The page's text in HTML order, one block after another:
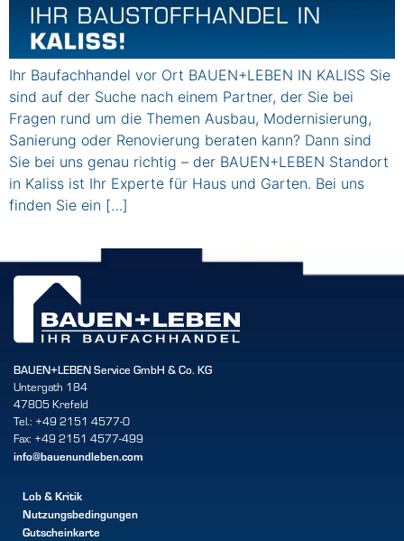
Ihr Baufachhandel vor Ort BAUEN+LEBEN IN KALISS Sie
sind auf der Suche nach einem Partner, der Sie bei
Fragen rund um die Themen Ausbau, Modernisierung,
Sanierung oder Renovierung beraten kann? Dann sind
Sie bei uns genau richtig – der BAUEN+LEBEN Standort
in Kaliss ist Ihr Experte für Haus und Garten. Bei uns
finden Sie ein […]
BAUEN+LEBEN Service GmbH & Co. KG
Untergath 184
47805 Krefeld
Tel.: +49 2151 4577-0
Fax: +49 2151 4577-499
info@bauenundleben.com
Lob & Kritik
Nutzungsbedingungen
Gutscheinkarte